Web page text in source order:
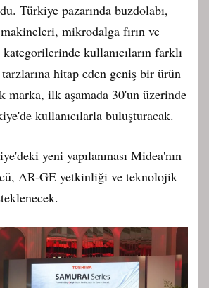
Türkiye pazarında buzdolabı,
makineleri, mikrodalga fırın ve
kullanıcıların farklı
hitap eden geniş bir ürün
marka, ilk aşamada 30'un üzerinde
kullanıcılarla buluşturacak.
yeni yapılanması Midea'nın
AR-GE yetkinliği ve teknolojik